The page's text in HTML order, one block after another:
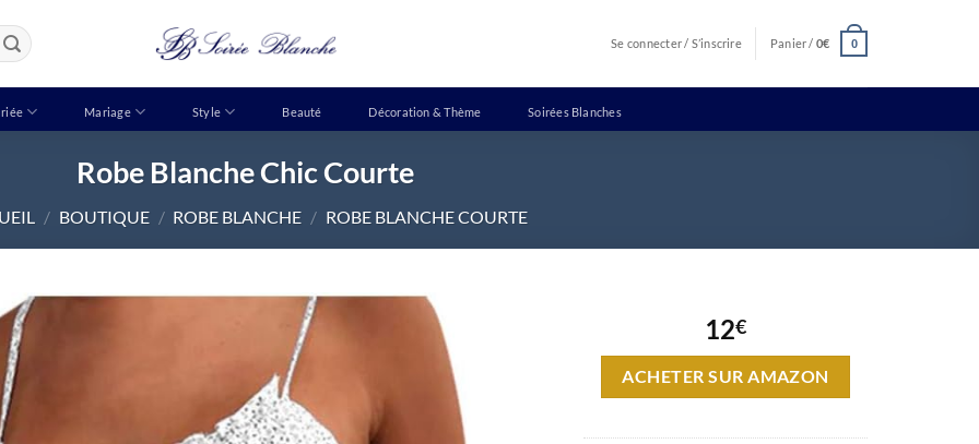
Se connecter / S’inscrire Panier / 0€ 0
Mariage Style Beauté Décoration & Thème Soirées Blanches
Robe Blanche Chic Courte
/ BOUTIQUE / ROBE BLANCHE / ROBE BLANCHE COURTE
12€
ACHETER SUR AMAZON